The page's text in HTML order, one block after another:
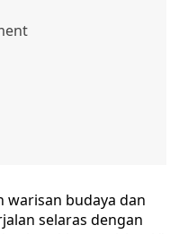
warisan budaya dan
selaras dengan